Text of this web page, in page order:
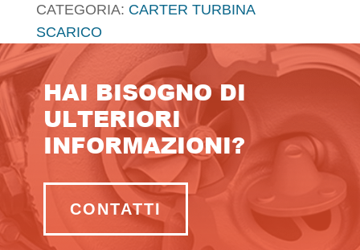
CATEGORIA: CARTER TURBINA
SCARICO
HAI BISOGNO DI
ULTERIORI
INFORMAZIONI?
CONTATTI